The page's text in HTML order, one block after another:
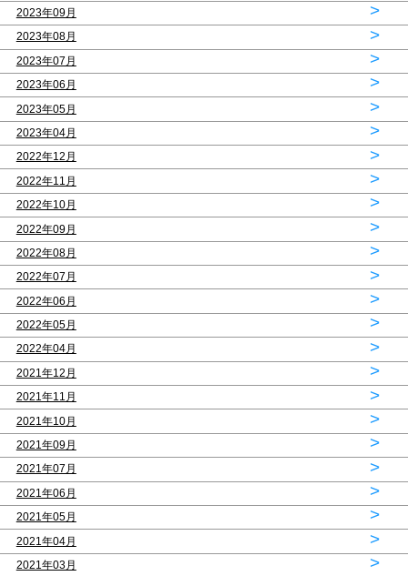
2023年09月 >
2023年08月 >
2023年07月 >
2023年06月 >
2023年05月 >
2023年04月 >
2022年12月 >
2022年11月 >
2022年10月 >
2022年09月 >
2022年08月 >
2022年07月 >
2022年06月 >
2022年05月 >
2022年04月 >
2021年12月 >
2021年11月 >
2021年10月 >
2021年09月 >
2021年07月 >
2021年06月 >
2021年05月 >
2021年04月 >
2021年03月 >